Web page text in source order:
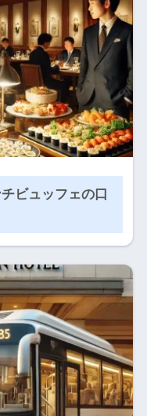
ビュッフェの口